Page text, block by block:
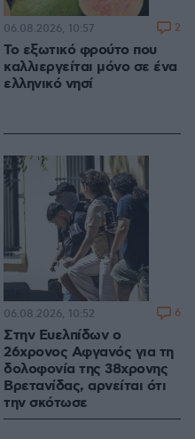
Το εξωτικό φρούτο που
καλλιεργείται μόνο σε ένα
ελληνικό νησί
06.08.2026, 10:57 2
Στην Ευελπίδων ο
26χρονος Αφγανός για τη
δολοφονία της 38χρονης
Βρετανίδας, αρνείται ότι
την σκότωσε
06.08.2026, 10:52 6